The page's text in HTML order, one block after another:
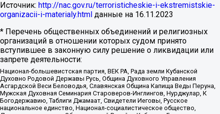
Источник: http://nac.gov.ru/terroristicheskie-i-ekstremistskie-
organizacii-i-materialy.html данные на 16.11.2023
* Перечень общественных объединений и религиозных
организаций в отношении которых судом принято
вступившее в законную силу решение о ликвидации или
запрете деятельности:
Национал-большевистская партия, ВЕК РА, Рада земли Кубанской
Духовно Родовой Державы Русь, Община Духовного Управления
Асгардской Веси Беловодья, Славянская Община Капища Веды Перуна,
Мужская Духовная Семинария Староверов-Инглингов, Нурджулар, К
Богодержавию, Таблиги Джамаат, Свидетели Иеговы, Русское
национальное единство, Национал-социалистическое общество,